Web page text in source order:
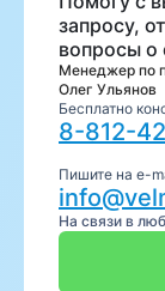
запросу,
вопросы о
Менеджер по
Олег Ульянов
Бесплатно
8-812-
Пишите на e-
На связи в